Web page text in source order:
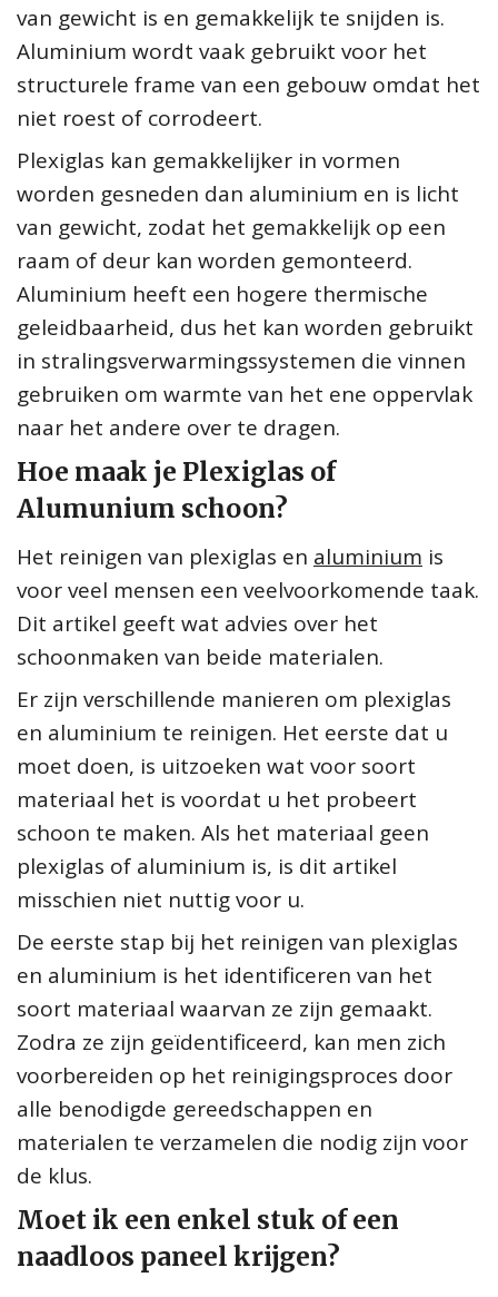
van gewicht is en gemakkelijk te snijden is.
Aluminium wordt vaak gebruikt voor het
structurele frame van een gebouw omdat het
niet roest of corrodeert.
Plexiglas kan gemakkelijker in vormen
worden gesneden dan aluminium en is licht
van gewicht, zodat het gemakkelijk op een
raam of deur kan worden gemonteerd.
Aluminium heeft een hogere thermische
geleidbaarheid, dus het kan worden gebruikt
in stralingsverwarmingssystemen die vinnen
gebruiken om warmte van het ene oppervlak
naar het andere over te dragen.
Hoe maak je Plexiglas of
Alumunium schoon?
Het reinigen van plexiglas en aluminium is
voor veel mensen een veelvoorkomende taak.
Dit artikel geeft wat advies over het
schoonmaken van beide materialen.
Er zijn verschillende manieren om plexiglas
en aluminium te reinigen. Het eerste dat u
moet doen, is uitzoeken wat voor soort
materiaal het is voordat u het probeert
schoon te maken. Als het materiaal geen
plexiglas of aluminium is, is dit artikel
misschien niet nuttig voor u.
De eerste stap bij het reinigen van plexiglas
en aluminium is het identificeren van het
soort materiaal waarvan ze zijn gemaakt.
Zodra ze zijn geïdentificeerd, kan men zich
voorbereiden op het reinigingsproces door
alle benodigde gereedschappen en
materialen te verzamelen die nodig zijn voor
de klus.
Moet ik een enkel stuk of een
naadloos paneel krijgen?